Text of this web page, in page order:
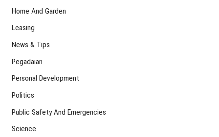
Home And Garden
Leasing
News & Tips
Pegadaian
Personal Development
Politics
Public Safety And Emergencies
Science